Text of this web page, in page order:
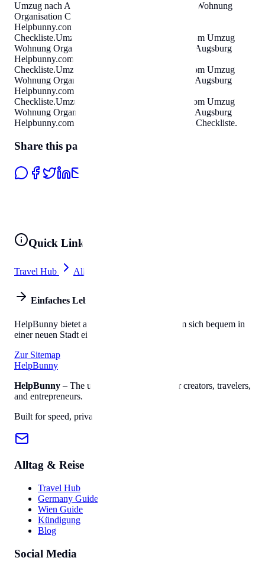
Umzug nach Augsburg
Umzug Wohnung
Organisation Checkliste
Helpbunny.com
Checkliste.Umzug nach Augsburg Helpbunny.com Umzug
Wohnung Organisation Checkliste
Umzug nach Augsburg
Helpbunny.com
Checkliste.Umzug nach Augsburg Helpbunny.com Umzug
Wohnung Organisation Checkliste
Umzug nach Augsburg
Helpbunny.com
Checkliste.Umzug nach Augsburg Helpbunny.com Umzug
Wohnung Organisation Checkliste
Umzug nach Augsburg
Helpbunny.com
Umzug Wohnung Organisation Checkliste.
Share this page
Quick Links
Travel Hub All Tools
Einfaches Leben
HelpBunny bietet alles, was Sie brauchen, um sich bequem in
einer neuen Stadt einzuleben.
Zur Sitemap
HelpBunny
HelpBunny – The ultimate digital toolkit for creators, travelers,
and entrepreneurs.
Built for speed, privacy, and ease of use.
Alltag & Reise
Travel Hub
Germany Guide
Wien Guide
Kündigung
Blog
Social Media